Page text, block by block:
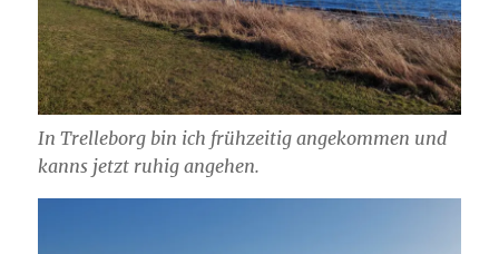
In Trelleborg bin ich frühzeitig angekommen und
kanns jetzt ruhig angehen.